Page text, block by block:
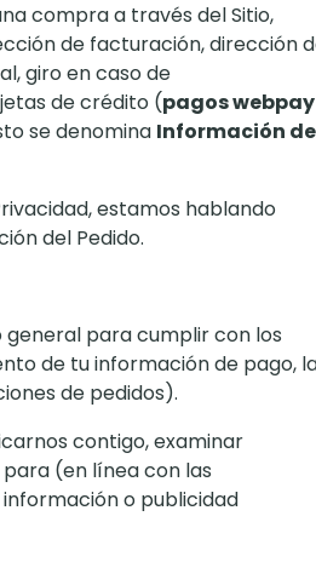
compra a través del Sitio,
de facturación, dirección
giro en caso de
de crédito (pagos webpay
se denomina Información
estamos hablando
del Pedido.
general para cumplir con los
de tu información de pago,
de pedidos).
contigo, examinar
(en línea con las
o publicidad